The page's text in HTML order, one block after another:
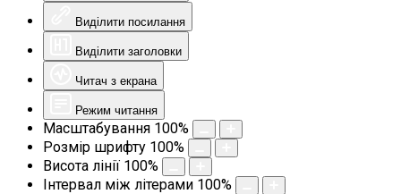
Виділити посилання
Виділити заголовки
Читач з екрана
Режим читання
Масштабування 100%
Розмір шрифту 100%
Висота лінії 100%
Інтервал між літерами 100%